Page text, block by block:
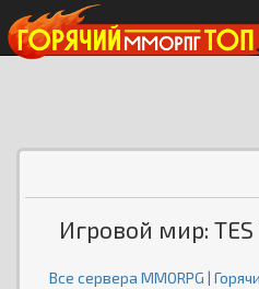
Игровой мир: TES
Все сервера MMORPG |